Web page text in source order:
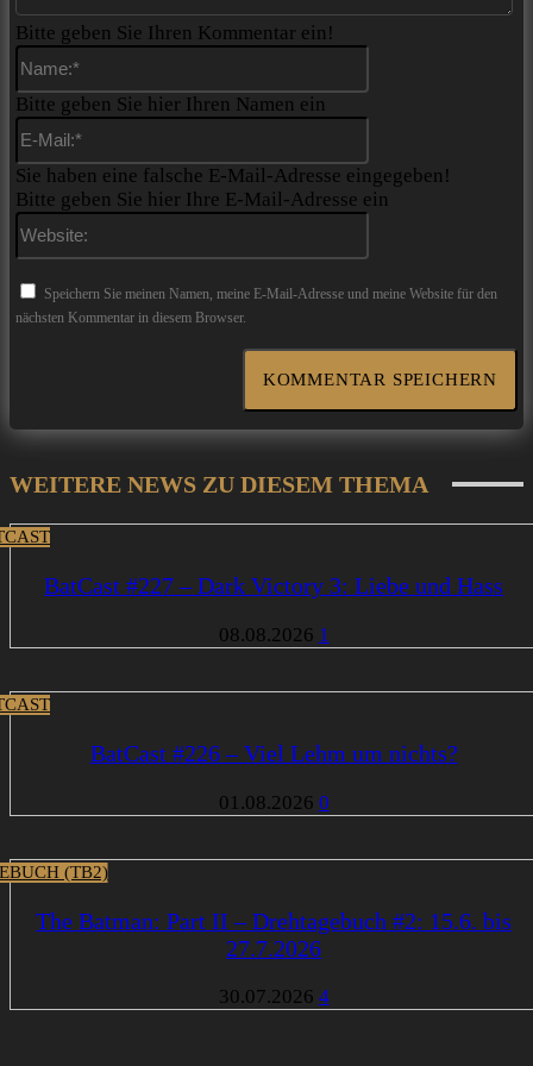
Bitte geben Sie Ihren Kommentar ein!
Bitte geben Sie hier Ihren Namen ein
Sie haben eine falsche E-Mail-Adresse eingegeben!
Bitte geben Sie hier Ihre E-Mail-Adresse ein
Speichern Sie meinen Namen, meine E-Mail-Adresse und meine Website für den
nächsten Kommentar in diesem Browser.
WEITERE NEWS ZU DIESEM THEMA
BatCast #227 – Dark Victory 3: Liebe und Hass
08.08.2026 1
BatCast #226 – Viel Lehm um nichts?
01.08.2026 0
(TB2)
The Batman: Part II – Drehtagebuch #2: 15.6. bis
27.7.2026
30.07.2026 4